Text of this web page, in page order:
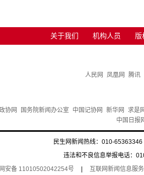
关于我们 机构人员 版
人民网 凤凰网 腾讯
协网 国务院新闻办公室 中国记协网 新华网
求是
中国日报
民生网新闻热线：010-
违法和不良信息举报电话：
安备 11010502042254号
互联网新闻信息服